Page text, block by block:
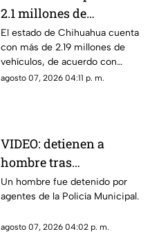
2.1 millones de
vehículos registrados:
¿Qué municipio
concentra el mayor
parque vehicular?
El estado de Chihuahua cuenta
con más de 2.19 millones de
vehículos, de acuerdo con
cifras del INEGI.
agosto 07, 2026 04:11 p. m.
VIDEO: detienen a
hombre tras
presuntamente causar
daños en tienda de
Un hombre fue detenido por
agentes de la Policía Municipal.
agosto 07, 2026 04:02 p. m.